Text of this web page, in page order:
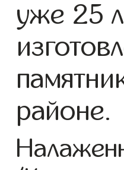
уже 25
районе.